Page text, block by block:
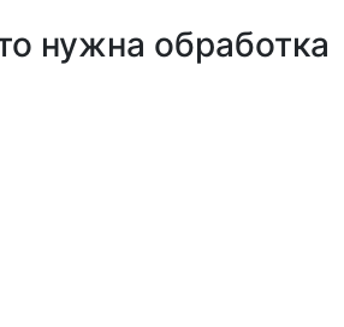
нужна обработка